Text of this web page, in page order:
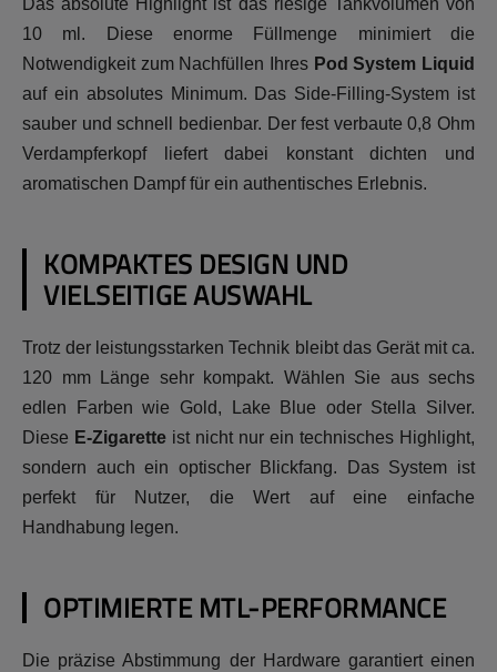
Das absolute Highlight ist das riesige Tankvolumen von
10 ml. Diese enorme Füllmenge minimiert die
Notwendigkeit zum Nachfüllen Ihres Pod System Liquid
auf ein absolutes Minimum. Das Side-Filling-System ist
sauber und schnell bedienbar. Der fest verbaute 0,8 Ohm
Verdampferkopf liefert dabei konstant dichten und
aromatischen Dampf für ein authentisches Erlebnis.
KOMPAKTES DESIGN UND
VIELSEITIGE AUSWAHL
Trotz der leistungsstarken Technik bleibt das Gerät mit ca.
120 mm Länge sehr kompakt. Wählen Sie aus sechs
edlen Farben wie Gold, Lake Blue oder Stella Silver.
Diese E-Zigarette ist nicht nur ein technisches Highlight,
sondern auch ein optischer Blickfang. Das System ist
perfekt für Nutzer, die Wert auf eine einfache
Handhabung legen.
OPTIMIERTE MTL-PERFORMANCE
Die präzise Abstimmung der Hardware garantiert einen